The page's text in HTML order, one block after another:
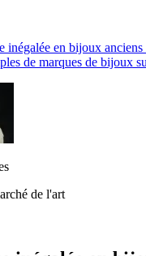
inégalée en bijoux
de marques de bijoux
de l'art